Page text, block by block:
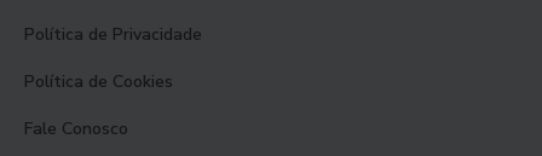
Política de Privacidade
Política de Cookies
Fale Conosco